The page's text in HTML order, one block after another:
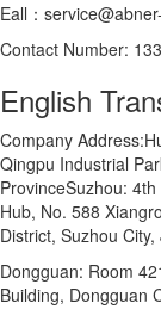
Eall：
Contact Number:
English
Company
Qingpu Industrial
ProvinceSuzhou:
Hub, No. 588
District, Suzhou
Dongguan: Room
Building, Dongguan